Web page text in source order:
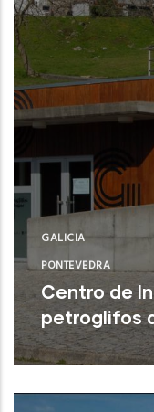
GALICIA
PONTEVEDRA
Centro de
petroglifos
Marín